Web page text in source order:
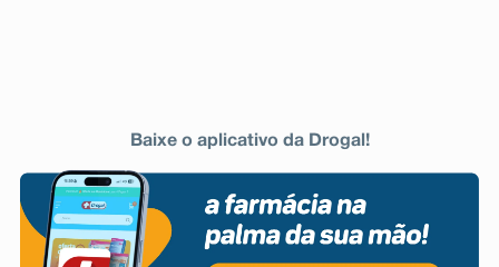
Baixe o aplicativo da Drogal!